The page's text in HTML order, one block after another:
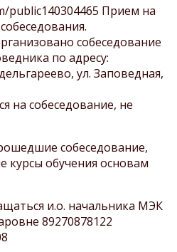
public140304465 Прием на
собеседование
по адресу:
ул. Заповедная,
на собеседование, не
собеседование,
курсы обучения основам
и.о. начальника МЭК
89270878122